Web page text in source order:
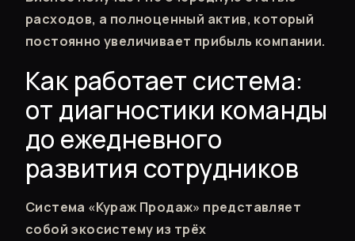
расходов, а полноценный актив, который
постоянно увеличивает прибыль компании.
Как работает система:
от диагностики команды
до ежедневного
развития сотрудников
Система «Кураж Продаж» представляет
собой экосистему из трёх